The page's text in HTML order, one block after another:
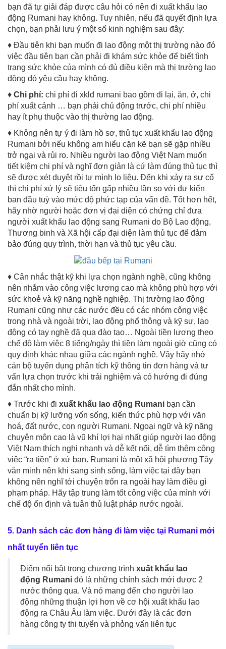
bạn đã tự giải đáp được câu hỏi có nên đi xuất khẩu lao
động Rumani hay không. Tuy nhiên, nếu đã quyết định lựa
chọn, bạn phải lưu ý một số kinh nghiệm sau đây:
♦ Đầu tiên khi bạn muốn đi lao động một thị trường nào đó
việc đầu tiên bạn cần phải đi khám sức khỏe để biết tình
trạng sức khỏe của mình có đủ điều kiện mà thị trường lao
động đó yêu cầu hay không.
♦ Chi phí: chi phí đi xklđ rumani bao gồm đi lại, ăn, ở, chi
phí xuất cảnh … bạn phải chủ động trước, chi phí nhiều
hay ít phụ thuộc vào thị thường lao động.
♦ Không nên tự ý đi làm hồ sơ, thủ tục xuất khẩu lao động
Rumani bởi nếu không am hiểu cặn kẽ bạn sẽ gặp nhiều
trở ngại và rủi ro. Nhiều người lao động Việt Nam muốn
tiết kiệm chi phí và nghĩ đơn giản là cứ làm đúng thủ tục thì
sẽ được xét duyệt rồi tự mình lo liệu. Đến khi xảy ra sự cố
thì chi phí xử lý sẽ tiêu tốn gấp nhiều lần so với dự kiến
ban đầu tuỳ vào mức độ phức tạp của vấn đề. Tốt hơn hết,
hãy nhờ người hoặc đơn vị đại diện có chứng chỉ đưa
người xuất khẩu lao động sang Rumani do Bộ Lao động,
Thương binh và Xã hội cấp đại diện làm thủ tục để đảm
bảo đúng quy trình, thời hạn và thủ tục yêu cầu.
♦ Cân nhắc thật kỹ khi lựa chọn ngành nghề, cũng không
nên nhắm vào công việc lương cao mà không phù hợp với
sức khoẻ và kỹ năng nghề nghiệp. Thị trường lao động
Rumani cũng như các nước đều có các nhóm công việc
trong nhà và ngoài trời, lao động phổ thông và kỹ sư, lao
động có tay nghề đã qua đào tạo… Ngoài tiền lương theo
chế độ làm việc 8 tiếng/ngày thì tiền làm ngoài giờ cũng có
quy định khác nhau giữa các ngành nghề. Vậy hãy nhờ
cán bộ tuyển dụng phân tích kỹ thông tin đơn hàng và tư
vấn lựa chọn trước khi trải nghiệm và có hướng đi đúng
đắn nhất cho mình.
♦ Trước khi đi xuất khẩu lao động Rumani bạn cần
chuẩn bị kỹ lưỡng vốn sống, kiến thức phù hợp với văn
hoá, đất nước, con người Rumani. Ngoại ngữ và kỹ năng
chuyên môn cao là vũ khí lợi hại nhất giúp người lao động
Việt Nam thích nghi nhanh và dễ kết nối, dễ tìm thêm công
việc “ra tiền” ở xứ bạn. Rumani là một xã hội phương Tây
văn minh nên khi sang sinh sống, làm việc tại đây bạn
không nên nghĩ tới chuyện trốn ra ngoài hay làm điều gì
phạm pháp. Hãy tập trung làm tốt công việc của mình với
chế độ ổn định và tuân thủ luật pháp nước ngoài.
5. Danh sách các đơn hàng đi làm việc tại Rumani mới
nhất tuyển liên tục
Điểm nổi bật trong chương trình xuất khẩu lao
động Rumani đó là những chính sách mới được 2
nước thông qua. Và nó mang đến cho người lao
động những thuận lợi hơn về cơ hội xuất khẩu lao
động ra Châu Âu làm việc. Dưới đây là các đơn
hàng công ty thi tuyển và phỏng vấn liên tục